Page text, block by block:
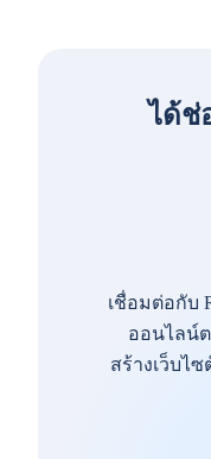
ได้ช่
เชื่อมต่อกับ
ออนไลน์
สร้างเว็บไ